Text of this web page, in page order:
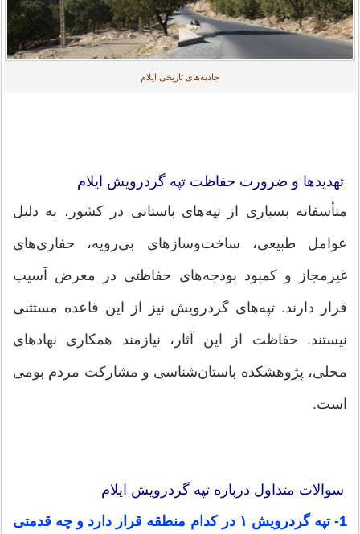
جاذبه‌های تاریخی ایلام
تهدیدها و ضرورت حفاظت تپه گردرویش ایلام
متأسفانه بسیاری از تپه‌های باستانی در کشور، به دلیل
عوامل طبیعی، ساخت‌وسازهای بی‌رویه، حفاری‌های
غیرمجاز و کمبود بودجه‌های حفاظتی در معرض آسیب
قرار دارند. تپه‌های گردرویش نیز از این قاعده مستثنی
نیستند. حفاظت از این آثار، نیازمند همکاری نهادهای
محلی، پژوهشکده باستان‌شناسی و مشارکت مردم بومی
است.
سوالات متداول درباره تپه گردرویش ایلام
1- تپه گردرویش ۱ در کدام منطقه قرار دارد و چه قدمتی